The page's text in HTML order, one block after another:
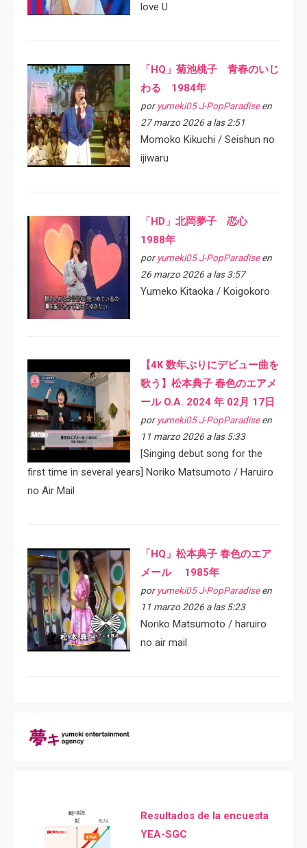
love U
「HQ」菊池桃子 青春のいじ
わる 1984年
por yumeki05 J-PopParadiseen
27 marzo 2026 a las 2:51
Momoko Kikuchi / Seishun no
ijiwaru
「HD」北岡夢子 恋心
1988年
por yumeki05 J-PopParadiseen
26 marzo 2026 a las 3:57
Yumeko Kitaoka / Koigokoro
【4K 数年ぶりにデビュー曲を
歌う】松本典子 春色のエアメ
ール O.A. 2024 年 02月 17日
por yumeki05 J-PopParadiseen
11 marzo 2026 a las 5:33
[Singing debut song for the
first time in several years] Noriko Matsumoto / Haruiro
no Air Mail
「HQ」松本典子 春色のエア
メール 1985年
por yumeki05 J-PopParadiseen
11 marzo 2026 a las 5:23
Noriko Matsumoto / haruiro
no air mail
Resultados de la encuesta
YEA-SGC